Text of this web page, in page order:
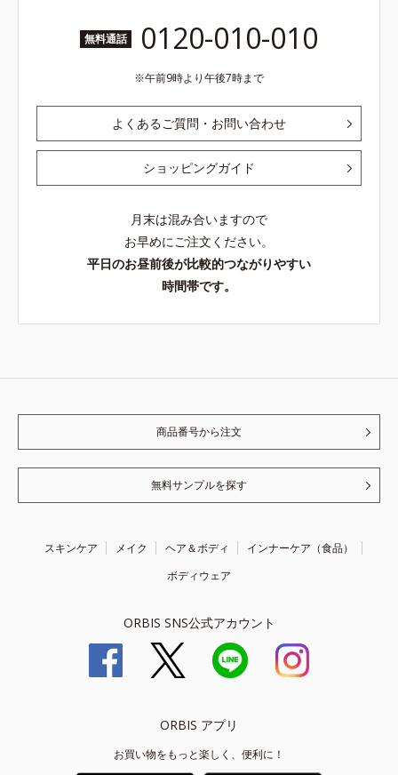
無料通話 0120-010-010
午前9時より午後7時まで
よくあるご質問・お問い合わせ
ショッピングガイド
月末は混み合いますので
お早めにご注文ください。
平日のお昼前後が比較的つながりやすい
時間帯です。
商品番号から注文
無料サンプルを探す
スキンケア メイク ヘア＆ボディ
インナーケア（食品）
ボディウェア
ORBIS SNS公式アカウント
ORBIS アプリ
お買い物をもっと楽しく、便利に！